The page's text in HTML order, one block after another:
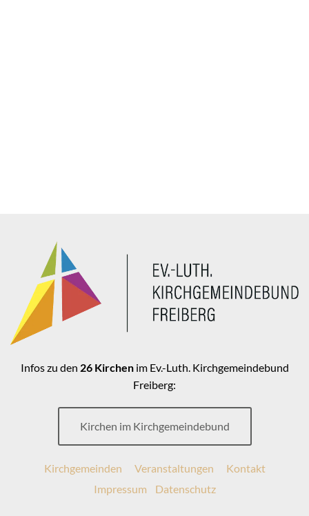
Infos zu den 26 Kirchenim Ev.-Luth. Kirchgemeindebund
Freiberg:
Kirchen im Kirchgemeindebund
Kirchgemeinden Veranstaltungen
Kontakt
Impressum
Datenschutz